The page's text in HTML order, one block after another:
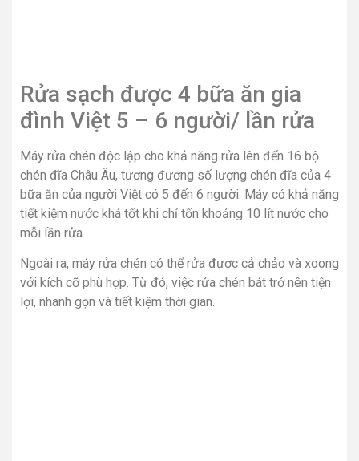
Rửa sạch được 4 bữa ăn gia
đình Việt 5 – 6 người/ lần rửa
Máy rửa chén độc lập cho khả năng rửa lên đến 16 bộ
chén đĩa Châu Âu, tương đương số lượng chén đĩa của 4
bữa ăn của người Việt có 5 đến 6 người. Máy có khả năng
tiết kiệm nước khá tốt khi chỉ tốn khoảng 10 lít nước cho
mỗi lần rửa.
Ngoài ra, máy rửa chén có thể rửa được cả chảo và xoong
với kích cỡ phù hợp. Từ đó, việc rửa chén bát trở nên tiện
lợi, nhanh gọn và tiết kiệm thời gian.